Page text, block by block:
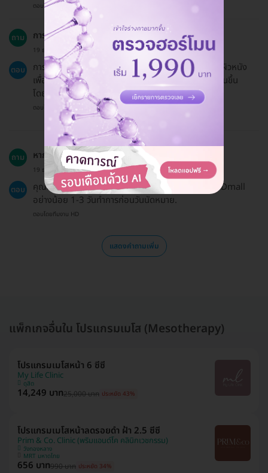
ตอบโดยทีมงาน HD
ถาม การฉีดวิตามินกระชับรูขุมขนมีขั้นตอนอย่างไร?
19 ธ.ค. 2024
ตอบ
การฉีดวิตามินกระชับรูขุมขนจะใช้การฉีดสารวิตามินเข้าสู่ผิวหนัง
เพื่อช่วยปรับรูขุมขนให้เล็กลงและทำให้ผิวหน้าดูเรียบเนียนขึ้น
โดยใช้เวลาประมาณ 30 นาทีต่อการนัดหมายหนึ่งครั้ง.
ตอบโดยทีมงาน HD
ถาม หากต้องการเลื่อนนัดต้องทำอย่างไร?
19 ธ.ค. 2024
ตอบ
คุณสามารถเลื่อนนัดได้โดยติดต่อคลินิกหรือแอดมิน HDmall
อย่างน้อย 1-3 วันทำการก่อนวันนัดหมาย.
ตอบโดยทีมงาน HD
แสดงคำถามเพิ่ม
แพ็กเกจอื่นใน โปรแกรมเมโส (Mesotherapy)
โปรแกรมเมโสหน้า 6 ซีซี
My Life Clinic
ดุสิต
14,249 บาท25,000 บาท ประหยัด 43%
โปรแกรมเมโสหน้าลดรอยดำ ฝ้า 2.5 ซีซี
Prim & Co. Clinic (พริมแอนด์โค คลินิกเวชกรรม)
วังทองหลาง
MRT มหาดไทย
656 บาท990 บาท ประหยัด 34%